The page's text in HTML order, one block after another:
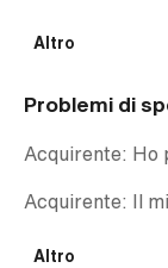
Altro
Problemi di
Acquirente: Ho
Acquirente: Il
Altro